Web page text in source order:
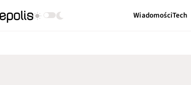
WiadomościTech